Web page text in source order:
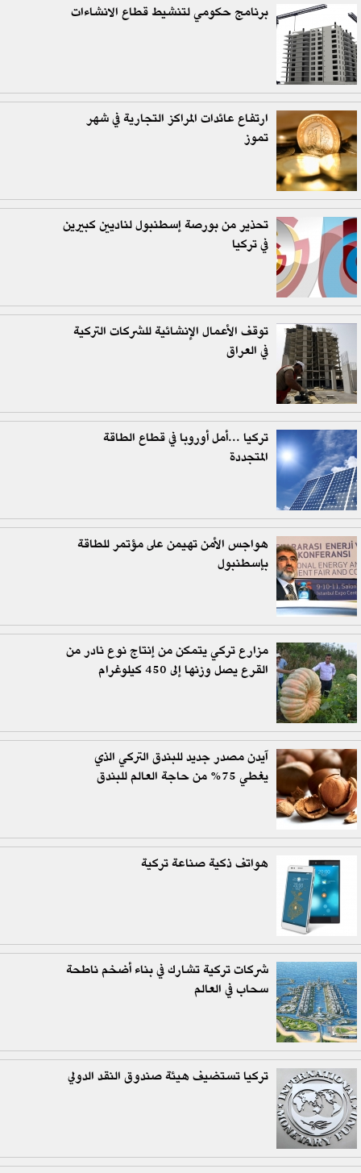
برنامج حكومي لتنشيط قطاع الانشاءات
ارتفاع عائدات المراكز التجارية في شهر
تموز
تحذير من بورصة إسطنبول لناديين كبيرين
في تركيا
توقف الأعمال الإنشائية للشركات التركية
في العراق
تركيا ...أمل أوروبا في قطاع الطاقة
المتجددة
هواجس الأمن تهيمن على مؤتمر للطاقة
بإسطنبول
مزارع تركي يتمكن من إنتاج نوع نادر من
القرع يصل وزنها إلى 450 كيلوغرام
آيدن مصدر جديد للبندق التركي الذي
يغطي 75% من حاجة العالم للبندق
هواتف ذكية صناعة تركية
شركات تركية تشارك في بناء أضخم ناطحة
سحاب في العالم
تركيا تستضيف هيئة صندوق النقد الدولي